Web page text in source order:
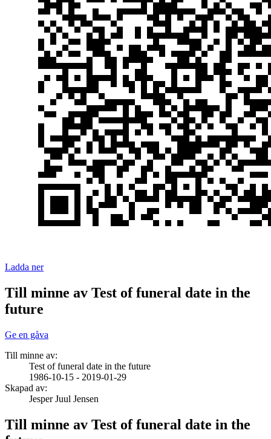
Ladda ner
Till minne av Test of funeral date in the
future
Ge en gåva
Till minne av:
Test of funeral date in the future
1986-10-15 - 2019-01-29
Skapad av:
Jesper Juul Jensen
Till minne av Test of funeral date in the